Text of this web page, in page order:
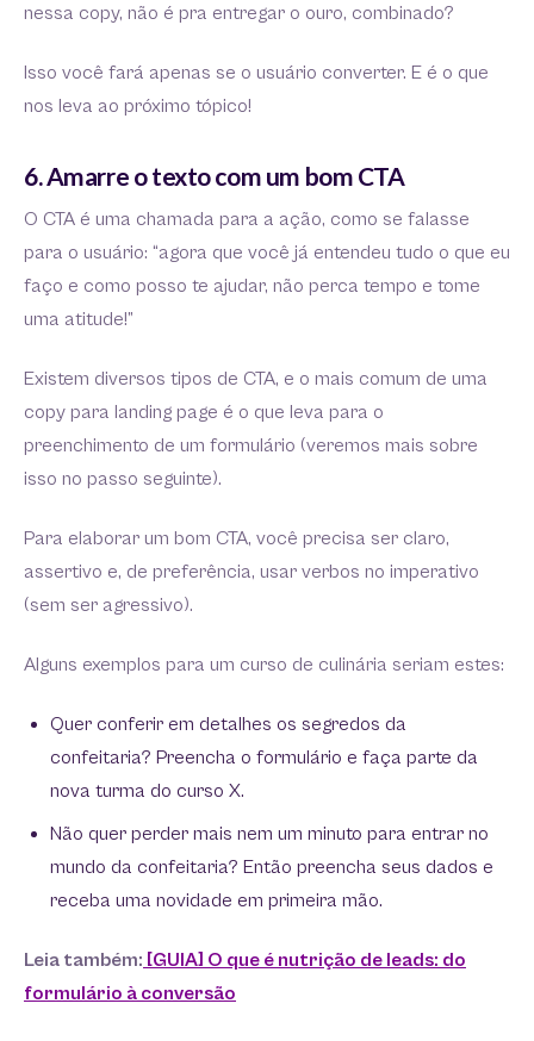
nessa copy, não é pra entregar o ouro, combinado?
Isso você fará apenas se o usuário converter. E é o que
nos leva ao próximo tópico!
6. Amarre o texto com um bom CTA
O CTA é uma chamada para a ação, como se falasse
para o usuário: “agora que você já entendeu tudo o que eu
faço e como posso te ajudar, não perca tempo e tome
uma atitude!”
Existem diversos tipos de CTA, e o mais comum de uma
copy para landing page é o que leva para o
preenchimento de um formulário (veremos mais sobre
isso no passo seguinte).
Para elaborar um bom CTA, você precisa ser claro,
assertivo e, de preferência, usar verbos no imperativo
(sem ser agressivo).
Alguns exemplos para um curso de culinária seriam estes:
Quer conferir em detalhes os segredos da
confeitaria? Preencha o formulário e faça parte da
nova turma do curso X.
Não quer perder mais nem um minuto para entrar no
mundo da confeitaria? Então preencha seus dados e
receba uma novidade em primeira mão.
Leia também: [GUIA] O que é nutrição de leads: do
formulário à conversão